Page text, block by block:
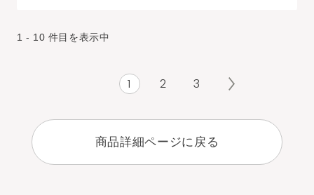
1 - 10 件目を表示中
1 2 3
商品詳細ページに戻る